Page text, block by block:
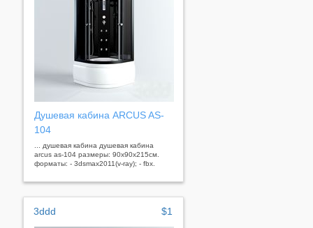
Душевая кабина ARCUS AS-
104
... душевая кабина душевая кабина
arcus as-104 размеры: 90x90x215см.
форматы: - 3dsmax2011(v-ray); - fbx.
3ddd $1